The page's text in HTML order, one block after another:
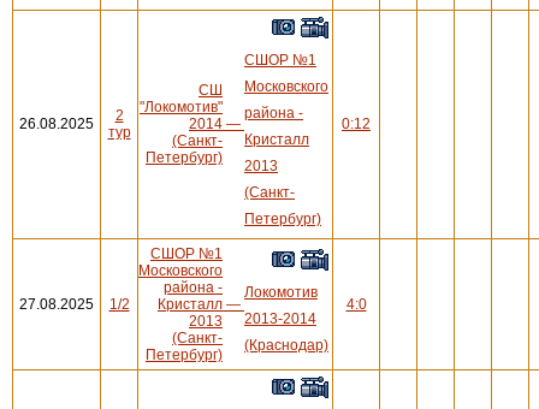
26.08.2025
2
тур
СШ
"Локомотив"
2014
(Санкт-
Петербург)
—
СШОР №1
Московского
района -
Кристалл
2013
(Санкт-
Петербург)
0:12
27.08.2025 1/2
СШОР №1
Московского
района -
Кристалл
2013
(Санкт-
Петербург)
—
Локомотив
2013-2014
(Краснодар)
4:0